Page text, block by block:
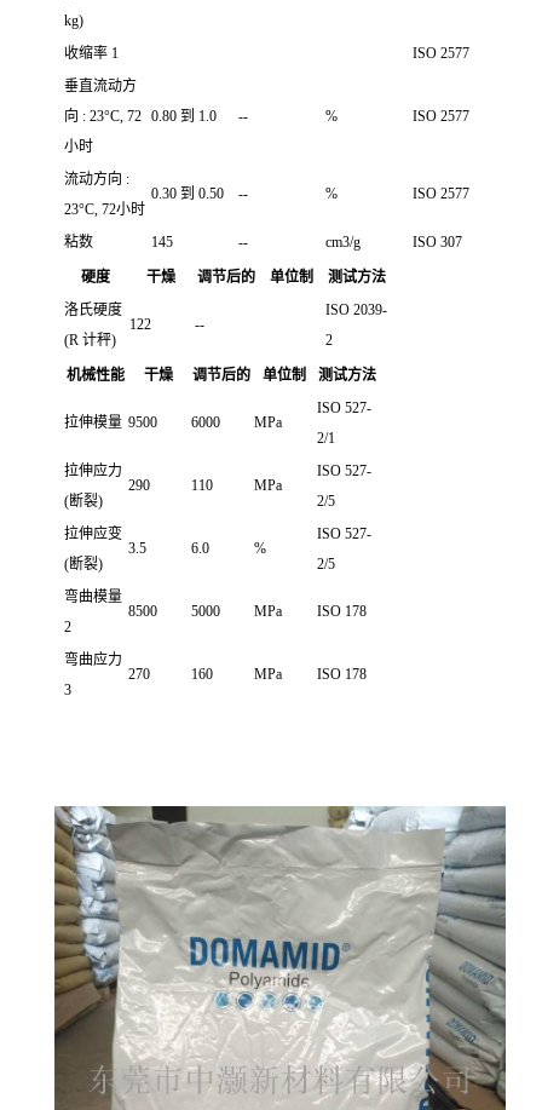
kg)
收缩率 1
ISO 2577
垂直流动方
向 : 23°C, 72
小时
0.80 到 1.0 -- % ISO 2577
流动方向 :
23°C, 72小时
0.30 到 0.50 -- % ISO 2577
粘数 145 -- cm3/g ISO 307
硬度 干燥 调节后的 单位制
测试方法
洛氏硬度
(R 计秤)
122 --
ISO 2039-
2
机械性能 干燥 调节后的 单位制 测试方法
拉伸模量 9500 6000 MPa
ISO 527-
2/1
拉伸应力
(断裂)
290 110 MPa
ISO 527-
2/5
拉伸应变
(断裂)
3.5 6.0 %
ISO 527-
2/5
弯曲模量
2
8500 5000 MPa ISO 178
弯曲应力
3
270 160 MPa ISO 178